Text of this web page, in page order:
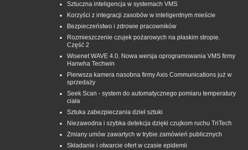
Sztuczna inteligencja w systemach VMS
Korzyści z integracji zasobów w inteligentnym mieście
Bezpieczeństwo i zdrowie pracowników
Rozmieszczenie czujek pożarowych na płaskim stropie.
Część 2
Wisenet WAVE 4.0. Nowa wersja oprogramowania VMS firmy
Hanwha Techwin
Pierwsza kamera nasobna firmy Axis Communications już w
sprzedaży
Seek Scan - system do automatycznego pomiaru temperatury
ciała
Sztuka zabezpieczania dzieł sztuki
Niezawodna i szybka detekcja dzięki czujkom ruchu TriTech
Zmiany umów zawartych w trybie zamówień publicznych
Składanie i otwarcie ofert w czasie epidemii